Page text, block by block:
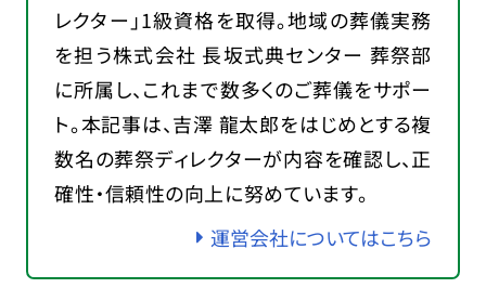
レクター」1級資格を取得。地域の葬儀実務
を担う株式会社 長坂式典センター 葬祭部
に所属し、これまで数多くのご葬儀をサポー
ト。本記事は、吉澤 龍太郎をはじめとする複
数名の葬祭ディレクターが内容を確認し、正
確性・信頼性の向上に努めています。
運営会社についてはこちら